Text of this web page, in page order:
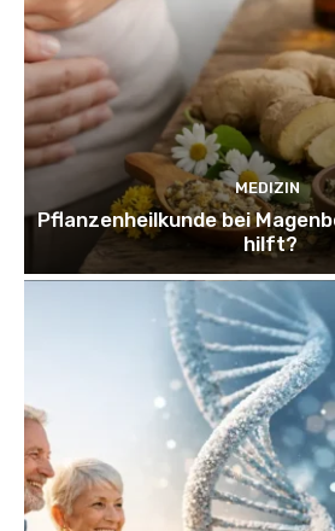
MEDIZIN
Pflanzenheilkunde bei
hilft?